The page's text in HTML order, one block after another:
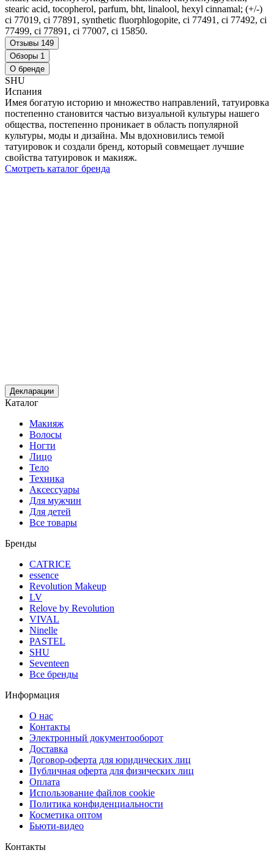
stearic acid, tocopherol, parfum, bht, linalool, hexyl cinnamal; (+/-)
ci 77019, ci 77891, synthetic fluorphlogopite, ci 77491, ci 77492, ci
77499, ci 77891, ci 77007, ci 15850.
Отзывы 149
Обзоры 1
О бренде
SHU
Испания
Имея богатую историю и множество направлений, татуировка
постепенно становится частью визуальной культуры нашего
общества, постепенно проникает в область популярной
культуры, моды и дизайна. Мы вдохновились темой
татуировок и создали бренд, который совмещает лучшие
свойства татуировок и макияж.
Смотреть каталог бренда
Декларации
Каталог
Макияж
Волосы
Ногти
Лицо
Тело
Техника
Аксессуары
Для мужчин
Для детей
Все товары
Бренды
CATRICE
essence
Revolution Makeup
LV
Relove by Revolution
VIVAL
Ninelle
PASTEL
SHU
Seventeen
Все бренды
Информация
О нас
Контакты
Электронный документооборот
Доставка
Договор-оферта для юридических лиц
Публичная оферта для физических лиц
Оплата
Использование файлов cookie
Политика конфиденциальности
Косметика оптом
Бьюти-видео
Контакты